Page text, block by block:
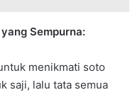
Sempurna:
menikmati soto
saji, lalu tata semua